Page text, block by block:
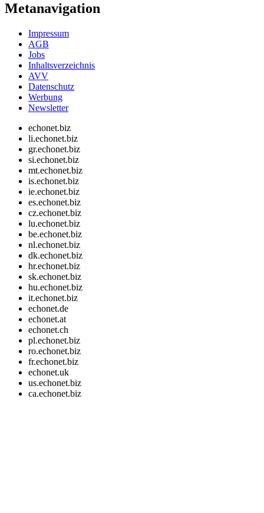
Metanavigation
Impressum
AGB
Jobs
Inhaltsverzeichnis
AVV
Datenschutz
Werbung
Newsletter
echonet.biz
li.echonet.biz
gr.echonet.biz
si.echonet.biz
mt.echonet.biz
is.echonet.biz
ie.echonet.biz
es.echonet.biz
cz.echonet.biz
lu.echonet.biz
be.echonet.biz
nl.echonet.biz
dk.echonet.biz
hr.echonet.biz
sk.echonet.biz
hu.echonet.biz
it.echonet.biz
echonet.de
echonet.at
echonet.ch
pl.echonet.biz
ro.echonet.biz
fr.echonet.biz
echonet.uk
us.echonet.biz
ca.echonet.biz